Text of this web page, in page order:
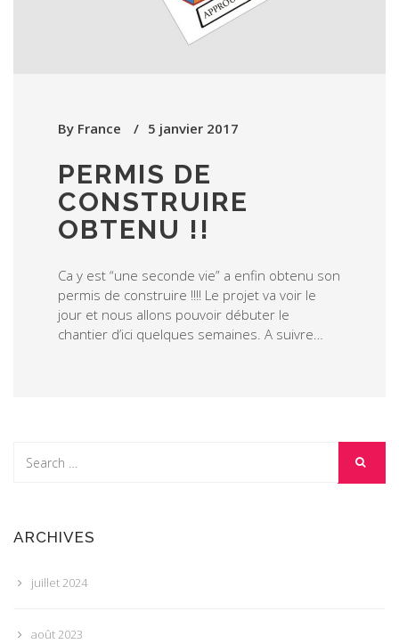
By France 5 janvier 2017
PERMIS DE
CONSTRUIRE
OBTENU !!
Ca y est “une seconde vie” a enfin obtenu son
permis de construire !!!! Le projet va voir le
jour et nous allons pouvoir débuter le
chantier d’ici quelques semaines. A suivre…
ARCHIVES
juillet 2024
août 2023